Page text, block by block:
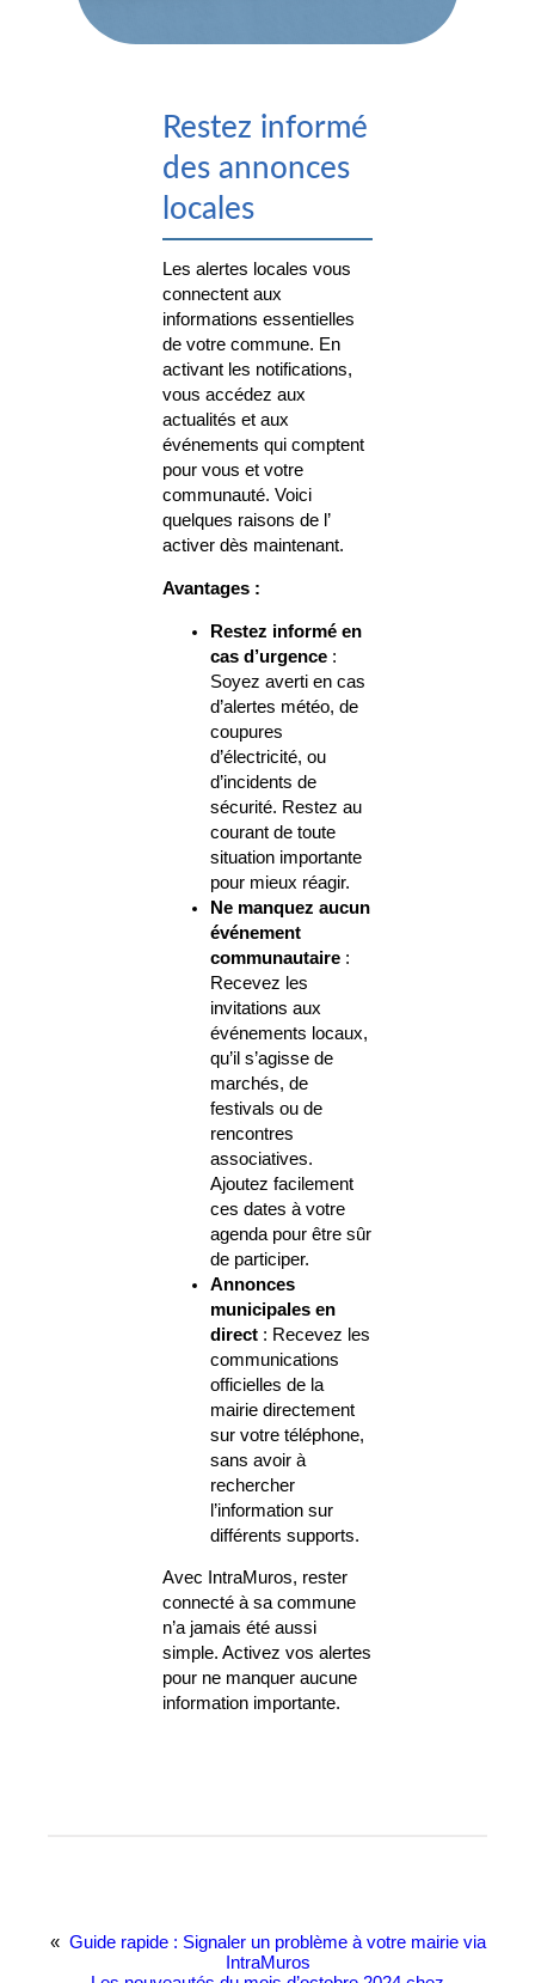
Restez informé
des annonces
locales
Les alertes locales vous
connectent aux
informations essentielles
de votre commune. En
activant les notifications,
vous accédez aux
actualités et aux
événements qui comptent
pour vous et votre
communauté. Voici
quelques raisons de l’
activer dès maintenant.
Avantages :
Restez informé en
cas d’urgence :
Soyez averti en cas
d’alertes météo, de
coupures
d’électricité, ou
d’incidents de
sécurité. Restez au
courant de toute
situation importante
pour mieux réagir.
Ne manquez aucun
événement
communautaire :
Recevez les
invitations aux
événements locaux,
qu’il s’agisse de
marchés, de
festivals ou de
rencontres
associatives.
Ajoutez facilement
ces dates à votre
agenda pour être sûr
de participer.
Annonces
municipales en
direct : Recevez les
communications
officielles de la
mairie directement
sur votre téléphone,
sans avoir à
rechercher
l’information sur
différents supports.
Avec IntraMuros, rester
connecté à sa commune
n’a jamais été aussi
simple. Activez vos alertes
pour ne manquer aucune
information importante.
« Guide rapide : Signaler un problème à votre mairie via
IntraMuros